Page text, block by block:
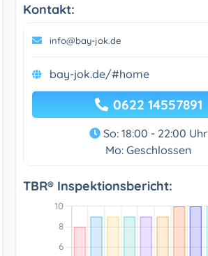
Kontakt:
info@bay-jok.de
bay-jok.de/#home
0622 14557891
So: 18:00 - 22:00 Uhr
Mo: Geschlossen
TBR® Inspektionsbericht: